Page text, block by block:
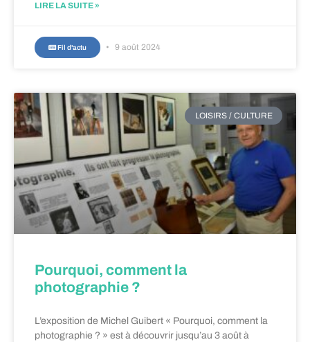
LIRE LA SUITE »
Fil d'actu 9 août 2024
LOISIRS / CULTURE
Pourquoi, comment la
photographie ?
L’exposition de Michel Guibert « Pourquoi, comment la
photographie ? » est à découvrir jusqu’au 3 août à